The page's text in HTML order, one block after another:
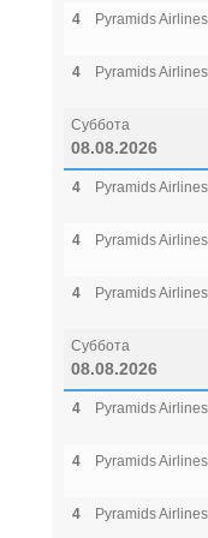
4 Pyramids Airlines
4 Pyramids Airlines
Суббота
08.08.2026
4 Pyramids Airlines
4 Pyramids Airlines
4 Pyramids Airlines
Суббота
08.08.2026
4 Pyramids Airlines
4 Pyramids Airlines
4 Pyramids Airlines